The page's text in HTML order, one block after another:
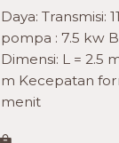
Daya: Transmisi:
pompa : 7.5 kw
Dimensi: L = 2.5
m Kecepatan
menit